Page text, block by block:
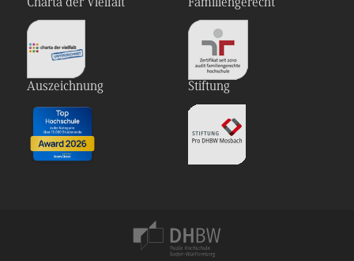
Auszeichnung Stiftung